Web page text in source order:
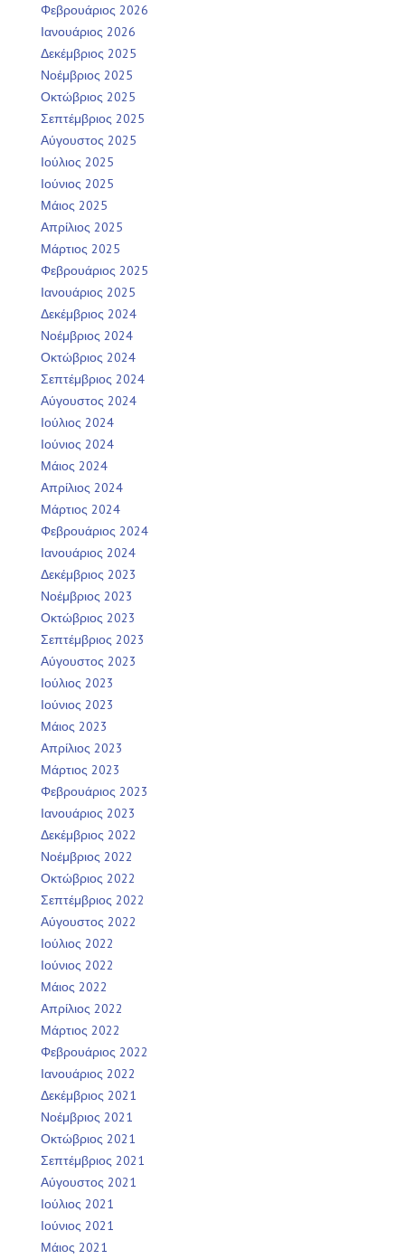
Φεβρουάριος 2026
Ιανουάριος 2026
Δεκέμβριος 2025
Νοέμβριος 2025
Οκτώβριος 2025
Σεπτέμβριος 2025
Αύγουστος 2025
Ιούλιος 2025
Ιούνιος 2025
Μάιος 2025
Απρίλιος 2025
Μάρτιος 2025
Φεβρουάριος 2025
Ιανουάριος 2025
Δεκέμβριος 2024
Νοέμβριος 2024
Οκτώβριος 2024
Σεπτέμβριος 2024
Αύγουστος 2024
Ιούλιος 2024
Ιούνιος 2024
Μάιος 2024
Απρίλιος 2024
Μάρτιος 2024
Φεβρουάριος 2024
Ιανουάριος 2024
Δεκέμβριος 2023
Νοέμβριος 2023
Οκτώβριος 2023
Σεπτέμβριος 2023
Αύγουστος 2023
Ιούλιος 2023
Ιούνιος 2023
Μάιος 2023
Απρίλιος 2023
Μάρτιος 2023
Φεβρουάριος 2023
Ιανουάριος 2023
Δεκέμβριος 2022
Νοέμβριος 2022
Οκτώβριος 2022
Σεπτέμβριος 2022
Αύγουστος 2022
Ιούλιος 2022
Ιούνιος 2022
Μάιος 2022
Απρίλιος 2022
Μάρτιος 2022
Φεβρουάριος 2022
Ιανουάριος 2022
Δεκέμβριος 2021
Νοέμβριος 2021
Οκτώβριος 2021
Σεπτέμβριος 2021
Αύγουστος 2021
Ιούλιος 2021
Ιούνιος 2021
Μάιος 2021